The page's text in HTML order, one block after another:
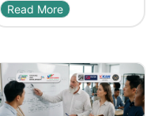
Read More